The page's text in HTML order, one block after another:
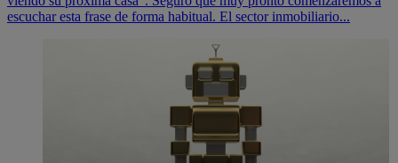
escuchar esta frase de forma habitual. El sector inmobiliario...